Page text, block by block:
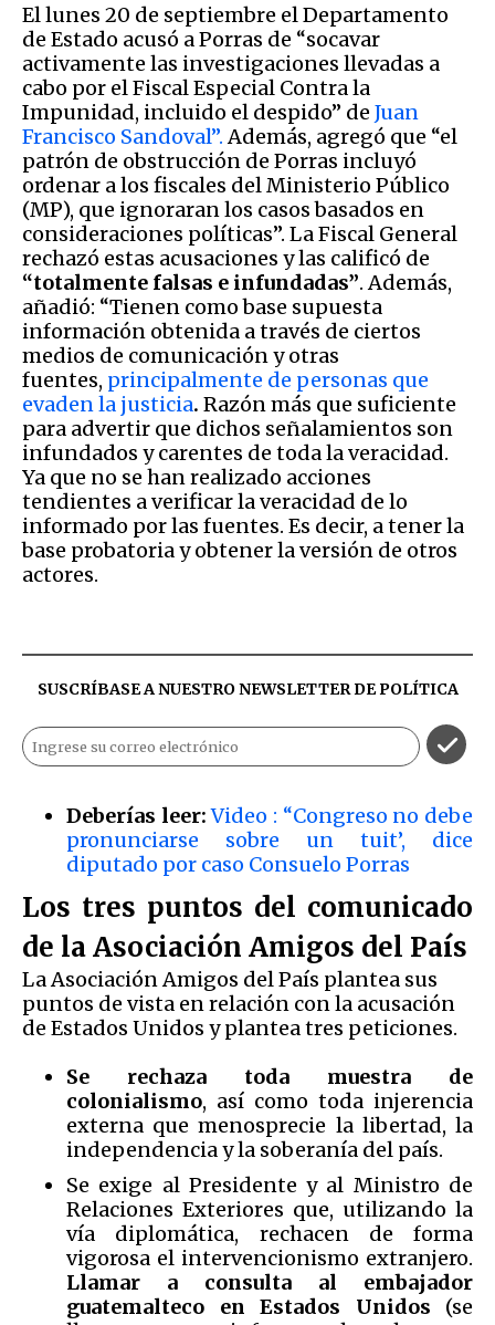
El lunes 20 de septiembre el Departamento
de Estado acusó a Porras de “socavar
activamente las investigaciones llevadas a
cabo por el Fiscal Especial Contra la
Impunidad, incluido el despido” de Juan
Francisco Sandoval”.Además, agregó que “el
patrón de obstrucción de Porras incluyó
ordenar a los fiscales del Ministerio Público
(MP), que ignoraran los casos basados ​​en
consideraciones políticas”. La Fiscal General
rechazó estas acusaciones y las calificó de
“totalmente falsas e infundadas”. Además,
añadió: “Tienen como base supuesta
información obtenida a través de ciertos
medios de comunicación y otras
fuentes, principalmente de personas que
evaden la justicia. Razón más que suficiente
para advertir que dichos señalamientos son
infundados y carentes de toda la veracidad.
Ya que no se han realizado acciones
tendientes a verificar la veracidad de lo
informado por las fuentes. Es decir, a tener la
base probatoria y obtener la versión de otros
actores.
SUSCRÍBASE A NUESTRO NEWSLETTER DEPOLÍTICA
Deberías leer: Video : “Congreso no debe
pronunciarse sobre un tuit’, dice
diputado por caso Consuelo Porras
Los tres puntos del comunicado
de la Asociación Amigos del País
La Asociación Amigos del País plantea sus
puntos de vista en relación con la acusación
de Estados Unidos y plantea tres peticiones.
Se rechaza toda muestra de
colonialismo, así como toda injerencia
externa que menosprecie la libertad, la
independencia y la soberanía del país.
Se exige al Presidente y al Ministro de
Relaciones Exteriores que, utilizando la
vía diplomática, rechacen de forma
vigorosa el intervencionismo extranjero.
Llamar a consulta al embajador
guatemalteco en Estados Unidos (se